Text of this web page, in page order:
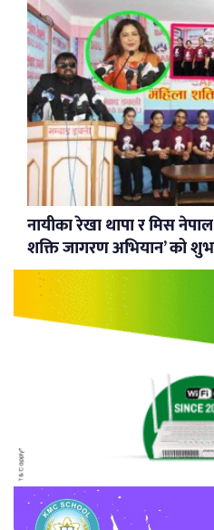
नायीका रेखा थापा र मिस नेपाल
शक्ति जागरण अभियान’ को